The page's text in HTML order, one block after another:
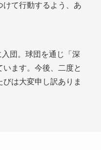
けて行動するよう、あ
団。球団を通じ「深
ます。今後、二度と
は大変申し訳ありま